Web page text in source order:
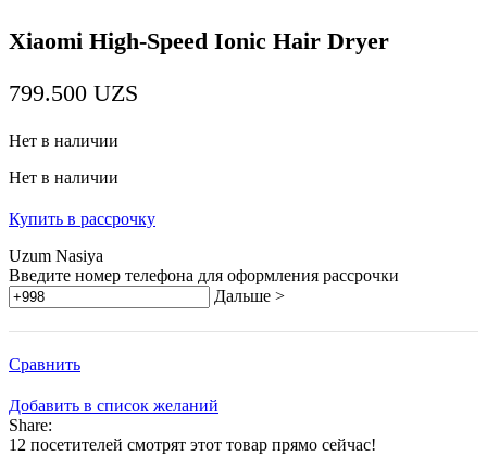
Xiaomi High-Speed Ionic Hair Dryer
799.500 UZS
Нет в наличии
Нет в наличии
Купить в рассрочку
Uzum Nasiya
Введите номер телефона для оформления рассрочки
Дальше >
Сравнить
Добавить в список желаний
Share:
12 посетителей смотрят этот товар прямо сейчас!